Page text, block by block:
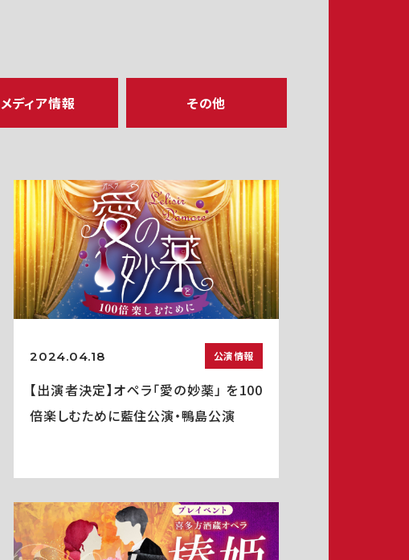
メディア情報 その他
2024.04.18 公演情報
【出演者決定】オペラ「愛の妙薬」 を100
倍楽しむために藍住公演・鴨島公演